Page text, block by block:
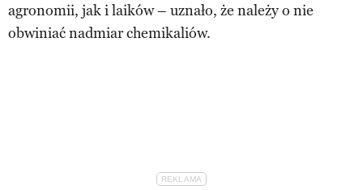
agronomii, jak i laików – uznało, że należy o nie
obwiniać nadmiar chemikaliów.